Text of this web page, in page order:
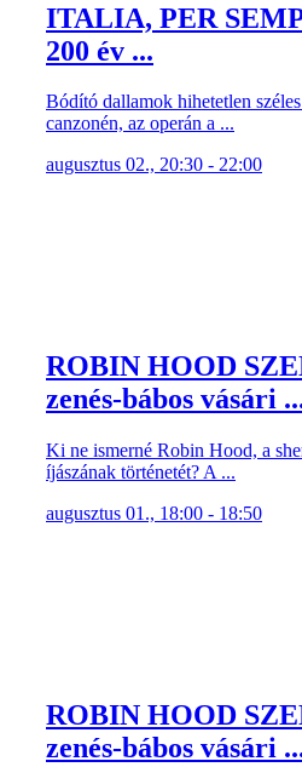
ITALIA, PER
200 év ...
Bódító dallamok hihetetlen
canzonén, az operán a ...
augusztus 02., 20:30 - 22:00
ROBIN HOOD
zenés-bábos vásári
Ki ne ismerné Robin Hood, a
íjászának történetét? A ...
augusztus 01., 18:00 - 18:50
ROBIN HOOD
zenés-bábos vásári